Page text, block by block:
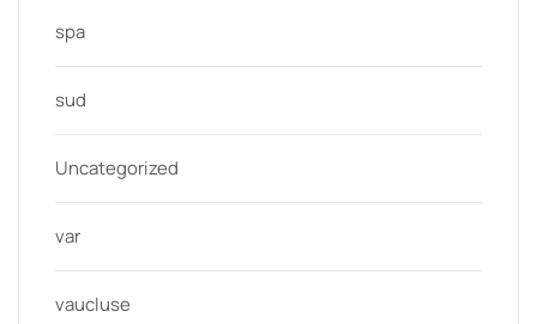
spa
sud
Uncategorized
var
vaucluse